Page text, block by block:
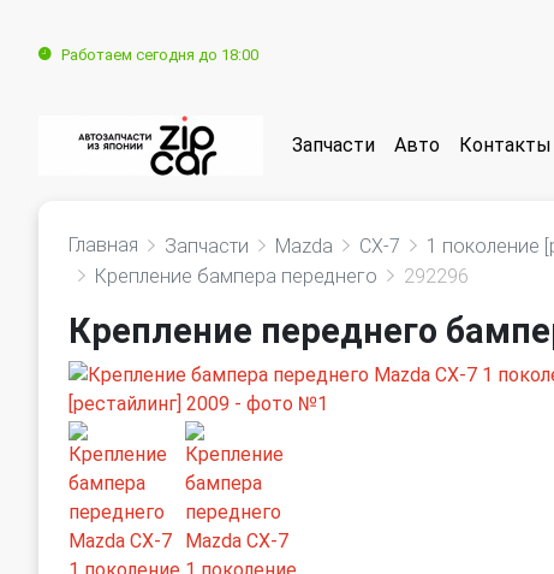
Работаем сегодня до 18:00
Запчасти Авто Контакты
Главная Запчасти Mazda CX-7
1 поколение
Крепление бампера переднего
292296
Крепление переднего